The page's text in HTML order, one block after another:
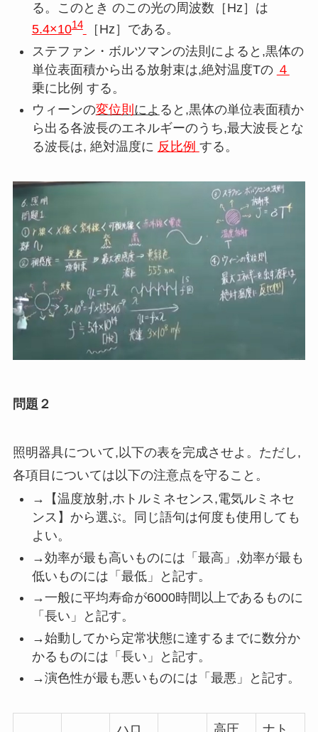
る。このとき のこの光の周波数［Hz］は
5.4×1014 ［Hz］である。
ステファン・ボルツマンの法則によると ,黒体の
単位表面積から出る放射束は,絶対温度Tの ４
乗に比例 する。
ウィーンの変位則 によ ると ,黒体の単位表面積か
ら出る各波長のエネルギーのうち,最大波長とな
る波長は, 絶対温度に 反比例 する。
問題２
照明器具について, 以下の表を完成させよ。ただし ,
各項目については以下の注意点を守ること。
→【温度放射,ホトルミネセンス,電気ルミネセ
ンス】から選ぶ。同じ語句は何度も使用しても
よい。
→効率が最も高いものには「最高」 ,効率が最も
低いものには「最低」と記す。
→一般に平均寿命が6000時間以上であるものに
「長い」と記す。
→始動してから定常状態に達するまでに数分か
かるものには「長い」と記す。
→演色性が最も悪いものには「最悪」と記す。
ハロ 高圧 ナト